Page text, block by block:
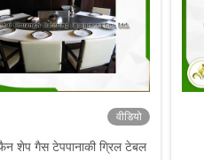
वीडियो
शेप गैस टेपपानाकी ग्रिल टेबल